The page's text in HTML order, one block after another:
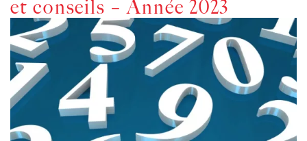
et conseils – Année 2023